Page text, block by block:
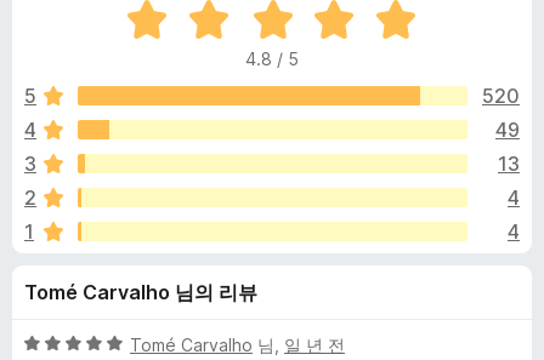
라
우
저
부
기
능
i
u
m
에
대
5
점
점
4
8
4.8 / 5
5
520
4
49
3
13
2
4
1
4
Tomé Carvalho 님의 리뷰
5
Tomé Carvalho 님, 일 년 전